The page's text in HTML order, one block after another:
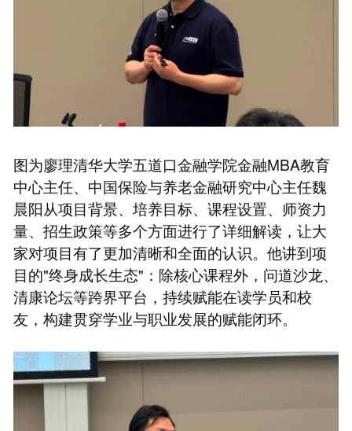
图为廖理清华大学五道口金融学院金融MBA教育
中心主任、中国保险与养老金融研究中心主任魏
晨阳从项目背景、培养目标、课程设置、师资力
量、招生政策等多个方面进行了详细解读，让大
家对项目有了更加清晰和全面的认识。他讲到项
目的"终身成长生态"：除核心课程外，问道沙龙、
清康论坛等跨界平台，持续赋能在读学员和校
友，构建贯穿学业与职业发展的赋能闭环。